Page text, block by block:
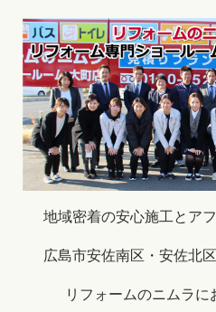
地域密着の安心施工とア
広島市安佐南区・安佐北
リフォームのニムラに